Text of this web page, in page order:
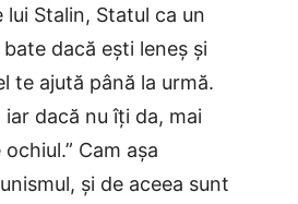
lui Stalin, Statul ca un
bate dacă ești leneș și
te ajută până la urmă.
dacă nu îți da, mai
Cam așa
și de aceea sunt